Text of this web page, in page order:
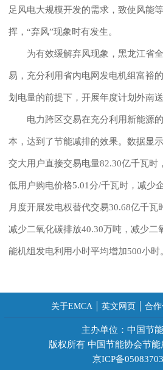
足风电大规模开发的需求，致使风能
挥，“弃风”现象时有发生。
为有效缓解弃风现象，黑龙江省全
易，充分利用省内电网发电机组富裕
划电量的前提下，开展年度计划外南送
电力跨区交易在充分利用新能源的
本，达到了节能减排的效果。数据显
交大用户直接交易电量82.30亿千瓦时
低用户购电价格5.01分/千瓦时，减少
月度开展发电权替代交易30.68亿千瓦
减少二氧化碳排放40.30万吨，减少二
能机组发电利用小时平均增加500小时
关于EMCA 英文网页 合
主办单位：中国节
版权所有 中国节能协会节
京ICP备